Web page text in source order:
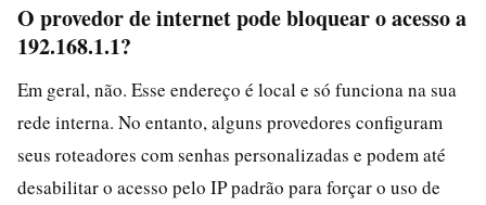
O provedor de internet pode bloquear o acesso a
192.168.1.1?
Em geral, não. Esse endereço é local e só funciona na sua
rede interna. No entanto, alguns provedores configuram
seus roteadores com senhas personalizadas e podem até
desabilitar o acesso pelo IP padrão para forçar o uso de